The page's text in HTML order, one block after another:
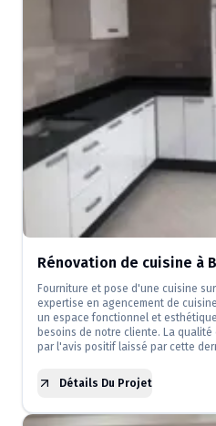
Rénovation de cuisine à
Fourniture et pose d'une cuisine
expertise en agencement de
un espace fonctionnel et
besoins de notre cliente. La
par l'avis positif laissé par cette
Détails Du Projet